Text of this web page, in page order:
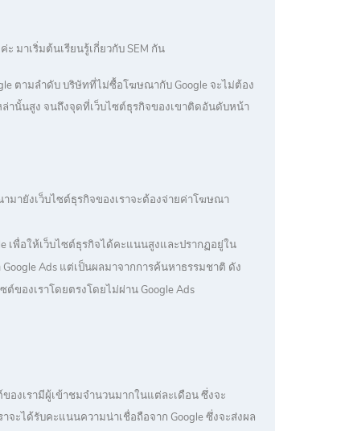
มาเริ่มต้นเรียนรู้เกี่ยวกับ SEM กัน
ตามลำดับ บริษัทที่ไม่ซื้อโฆษณากับ Google จะไม่ต้อง
านั้นสูง จนถึงจุดที่เว็บไซต์ธุรกิจของเขาติดอันดับหน้า
มายังเว็บไซต์ธุรกิจของเราจะต้องจ่ายค่าโฆษณา
เพื่อให้เว็บไซต์ธุรกิจได้คะแนนสูงและปรากฏอยู่ใน
Ads แต่เป็นผลมาจากการค้นหาธรรมชาติ ดัง
ของเราโดยตรงโดยไม่ผ่าน Google Ads
องเรามีผู้เข้าชมจำนวนมากในแต่ละเดือน ซึ่งจะ
จะได้รับคะแนนความน่าเชื่อถือจาก Google ซึ่งจะส่งผล